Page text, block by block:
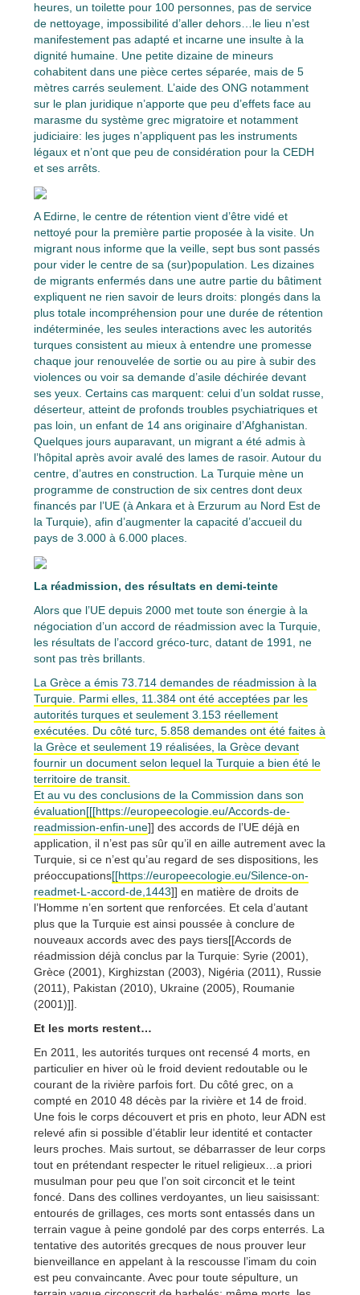
heures, un toilette pour 100 personnes, pas de service
de nettoyage, impossibilité d’aller dehors…le lieu n’est
manifestement pas adapté et incarne une insulte à la
dignité humaine. Une petite dizaine de mineurs
cohabitent dans une pièce certes séparée, mais de 5
mètres carrés seulement. L’aide des ONG notamment
sur le plan juridique n’apporte que peu d’effets face au
marasme du système grec migratoire et notamment
judiciaire: les juges n’appliquent pas les instruments
légaux et n’ont que peu de considération pour la CEDH
et ses arrêts.
A Edirne, le centre de rétention vient d’être vidé et
nettoyé pour la première partie proposée à la visite. Un
migrant nous informe que la veille, sept bus sont passés
pour vider le centre de sa (sur)population. Les dizaines
de migrants enfermés dans une autre partie du bâtiment
expliquent ne rien savoir de leurs droits: plongés dans la
plus totale incompréhension pour une durée de rétention
indéterminée, les seules interactions avec les autorités
turques consistent au mieux à entendre une promesse
chaque jour renouvelée de sortie ou au pire à subir des
violences ou voir sa demande d’asile déchirée devant
ses yeux. Certains cas marquent: celui d’un soldat russe,
déserteur, atteint de profonds troubles psychiatriques et
pas loin, un enfant de 14 ans originaire d’Afghanistan.
Quelques jours auparavant, un migrant a été admis à
l’hôpital après avoir avalé des lames de rasoir. Autour du
centre, d’autres en construction. La Turquie mène un
programme de construction de six centres dont deux
financés par l’UE (à Ankara et à Erzurum au Nord Est de
la Turquie), afin d’augmenter la capacité d’accueil du
pays de 3.000 à 6.000 places.
La réadmission, des résultats en demi-teinte
Alors que l’UE depuis 2000 met toute son énergie à la
négociation d’un accord de réadmission avec la Turquie,
les résultats de l’accord gréco-turc, datant de 1991, ne
sont pas très brillants.
La Grèce a émis 73.714 demandes de réadmission à la
Turquie. Parmi elles, 11.384 ont été acceptées par les
autorités turques et seulement 3.153 réellement
exécutées. Du côté turc, 5.858 demandes ont été faites à
la Grèce et seulement 19 réalisées, la Grèce devant
fournir un document selon lequel la Turquie a bien été le
territoire de transit.
Et au vu des conclusions de la Commission dans son
évaluation[[[https://europeecologie.eu/Accords-de-
readmission-enfin-une]] des accords de l’UE déjà en
application, il n’est pas sûr qu’il en aille autrement avec la
Turquie, si ce n’est qu’au regard de ses dispositions, les
préoccupations[[https://europeecologie.eu/Silence-on-
readmet-L-accord-de,1443]] en matière de droits de
l’Homme n’en sortent que renforcées. Et cela d’autant
plus que la Turquie est ainsi poussée à conclure de
nouveaux accords avec des pays tiers[[Accords de
réadmission déjà conclus par la Turquie: Syrie (2001),
Grèce (2001), Kirghizstan (2003), Nigéria (2011), Russie
(2011), Pakistan (2010), Ukraine (2005), Roumanie
(2001)]].
Et les morts restent…
En 2011, les autorités turques ont recensé 4 morts, en
particulier en hiver où le froid devient redoutable ou le
courant de la rivière parfois fort. Du côté grec, on a
compté en 2010 48 décès par la rivière et 14 de froid.
Une fois le corps découvert et pris en photo, leur ADN est
relevé afin si possible d’établir leur identité et contacter
leurs proches. Mais surtout, se débarrasser de leur corps
tout en prétendant respecter le rituel religieux…a priori
musulman pour peu que l’on soit circoncit et le teint
foncé. Dans des collines verdoyantes, un lieu saisissant:
entourés de grillages, ces morts sont entassés dans un
terrain vague à peine gondolé par des corps enterrés. La
tentative des autorités grecques de nous prouver leur
bienveillance en appelant à la rescousse l’imam du coin
est peu convaincante. Avec pour toute sépulture, un